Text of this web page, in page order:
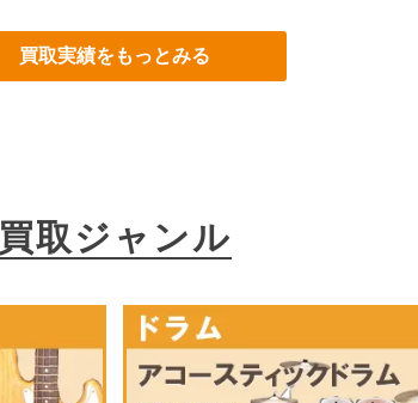
買取実績をもっとみる
買取ジャンル